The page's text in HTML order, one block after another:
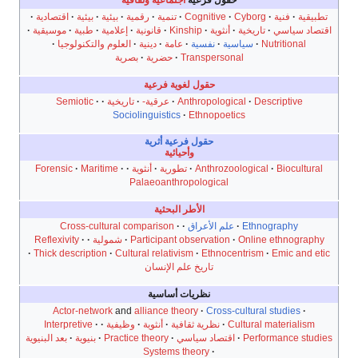
تطبيقية
فنية Cognitive Cyborg تنمية رقمية بيئية بيئية
اقتصادية
اقتصاد سياسي
تاريخية أنثوية Kinship قانونية إعلامية طبية
موسيقية
Nutritional
سياسية نفسية عامة دينية
العلوم والتكنولوجيا
Transpersonal
حضرية بصرية
حقول لغوية فرعية
Anthropological
Descriptive عرقية- تاريخية
Semiotic
Sociolinguistics
Ethnopoetics
حقول فرعية أثرية
وأحيائية
Anthrozoological
Biocultural تطورية أنثوية Forensic
Maritime
Palaeoanthropological
الأطر البحثية
Ethnography
علم الأعراق
Cross-cultural comparison
Participant observation
Online ethnography شمولية
Reflexivity
Thick description
Cultural relativism Ethnocentrism
Emic and etic
تاريخ علم الإنسان
نظريات أساسية
Actor-networkand alliance theory
Cross-cultural studies
Cultural materialism
نظرية ثقافية أنثوية وظيفية
Interpretive
Performance studies
اقتصاد سياسي Practice theory بنيوية
بعد البنيوية
Systems theory